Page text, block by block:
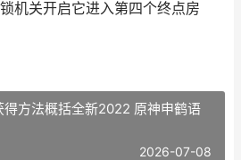
机关开启它进入第四个终点房
得方法概括全新2022 原神申鹤语
2026-07-08